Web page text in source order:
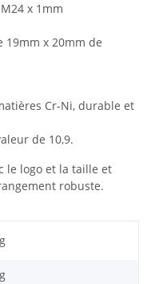
x 1mm
x 20mm de
Cr-Ni, durable et
de 10,9.
le logo et la taille et
robuste.